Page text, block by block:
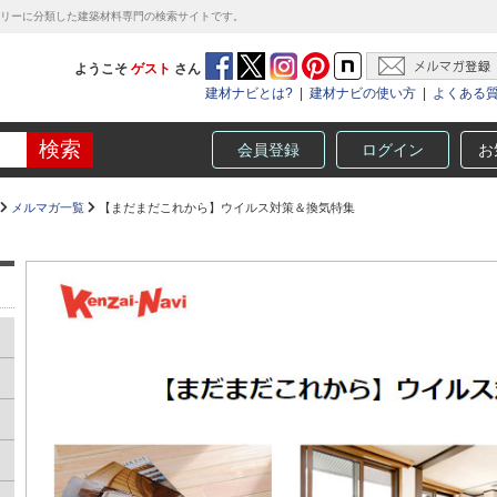
に分類した建築材料専門の検索サイトです。
ようこそ ゲスト さん
建材ナビとは?
建材ナビの使い方 よくある
会員登録 ログイン
メルマガ一覧 【まだまだこれから】ウイルス対策＆換気特集